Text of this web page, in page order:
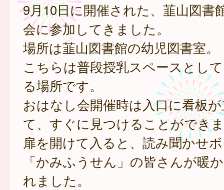
9月10日に開催された、韮山図書
会に参加してきました。
場所は韮山図書館の幼児図書室。
こちらは普段授乳スペースとし
る場所です。
おはなし会開催時は入口に看板
て、すぐに見つけることができ
扉を開けて入ると、読み聞かせ
「かみふうせん」の皆さんが暖
れました。